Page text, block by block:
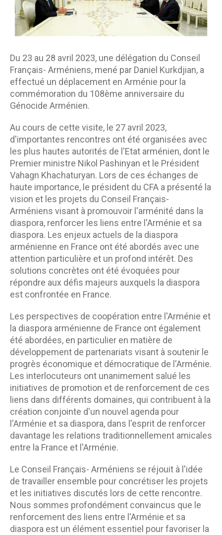
Du 23 au 28 avril 2023, une délégation du Conseil
Français- Arméniens, mené par Daniel Kurkdjian, a
effectué un déplacement en Arménie pour la
commémoration du 108ème anniversaire du
Génocide Arménien.
Au cours de cette visite, le 27 avril 2023,
d'importantes rencontres ont été organisées avec
les plus hautes autorités de l'Etat arménien, dont le
Premier ministre Nikol Pashinyan et le Président
Vahagn Khachaturyan. Lors de ces échanges de
haute importance, le président du CFA a présenté la
vision et les projets du Conseil Français-
Arméniens visant à promouvoir l'arménité dans la
diaspora, renforcer les liens entre l'Arménie et sa
diaspora. Les enjeux actuels de la diaspora
arménienne en France ont été abordés avec une
attention particulière et un profond intérêt. Des
solutions concrètes ont été évoquées pour
répondre aux défis majeurs auxquels la diaspora
est confrontée en France.
Les perspectives de coopération entre l'Arménie et
la diaspora arménienne de France ont également
été abordées, en particulier en matière de
développement de partenariats visant à soutenir le
progrès économique et démocratique de l'Arménie.
Les interlocuteurs ont unanimement salué les
initiatives de promotion et de renforcement de ces
liens dans différents domaines, qui contribuent à la
création conjointe d'un nouvel agenda pour
l'Arménie et sa diaspora, dans l'esprit de renforcer
davantage les relations traditionnellement amicales
entre la France et l'Arménie.
Le Conseil Français- Arméniens se réjouit à l'idée
de travailler ensemble pour concrétiser les projets
et les initiatives discutés lors de cette rencontre.
Nous sommes profondément convaincus que le
renforcement des liens entre l'Arménie et sa
diaspora est un élément essentiel pour favoriser la